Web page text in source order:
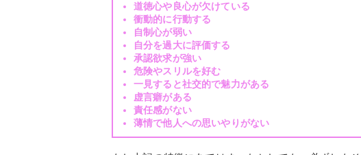
道徳心や良心が欠けている
衝動的に行動する
自制心が弱い
自分を過大に評価する
承認欲求が強い
危険やスリルを好む
一見すると社交的で魅力がある
虚言癖がある
責任感がない
薄情で他人への思いやりがない